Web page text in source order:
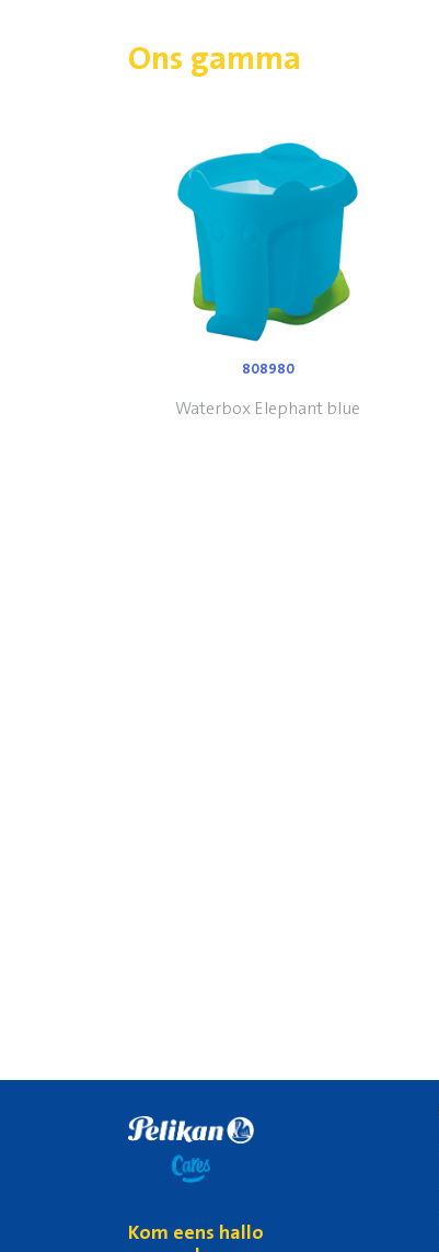
Ons gamma
808980
Waterbox Elephant blue
Kom eens hallo